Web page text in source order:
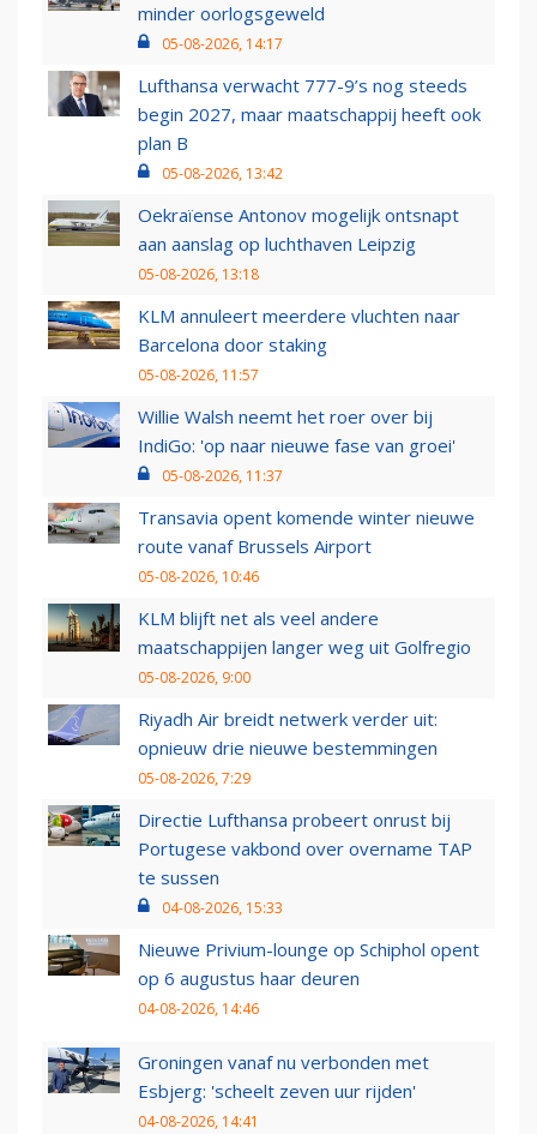
minder oorlogsgeweld
05-08-2026, 14:17
Lufthansa verwacht 777-9’s nog steeds
begin 2027, maar maatschappij heeft ook
plan B
05-08-2026, 13:42
Oekraïense Antonov mogelijk ontsnapt
aan aanslag op luchthaven Leipzig
05-08-2026, 13:18
KLM annuleert meerdere vluchten naar
Barcelona door staking
05-08-2026, 11:57
Willie Walsh neemt het roer over bij
IndiGo: 'op naar nieuwe fase van groei'
05-08-2026, 11:37
Transavia opent komende winter nieuwe
route vanaf Brussels Airport
05-08-2026, 10:46
KLM blijft net als veel andere
maatschappijen langer weg uit Golfregio
05-08-2026, 9:00
Riyadh Air breidt netwerk verder uit:
opnieuw drie nieuwe bestemmingen
05-08-2026, 7:29
Directie Lufthansa probeert onrust bij
Portugese vakbond over overname TAP
te sussen
04-08-2026, 15:33
Nieuwe Privium-lounge op Schiphol opent
op 6 augustus haar deuren
04-08-2026, 14:46
Groningen vanaf nu verbonden met
Esbjerg: 'scheelt zeven uur rijden'
04-08-2026, 14:41